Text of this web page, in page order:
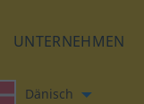
UNTERNEHMEN
Dänisch